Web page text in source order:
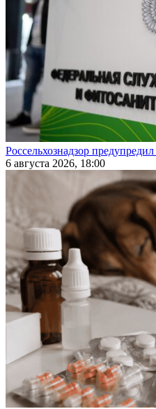
Россельхознадзор
6 августа 2026, 18:00